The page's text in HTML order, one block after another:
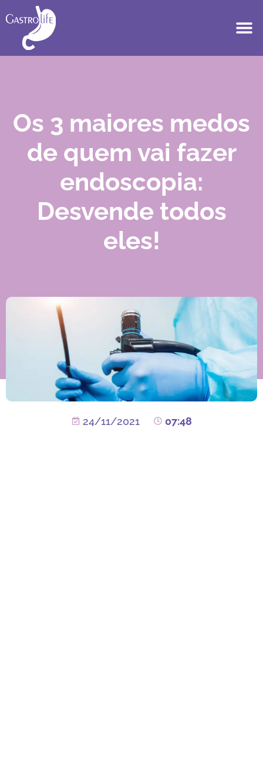
Os 3 maiores medos
de quem vai fazer
endoscopia:
Desvende todos
eles!
24/11/2021 07:48